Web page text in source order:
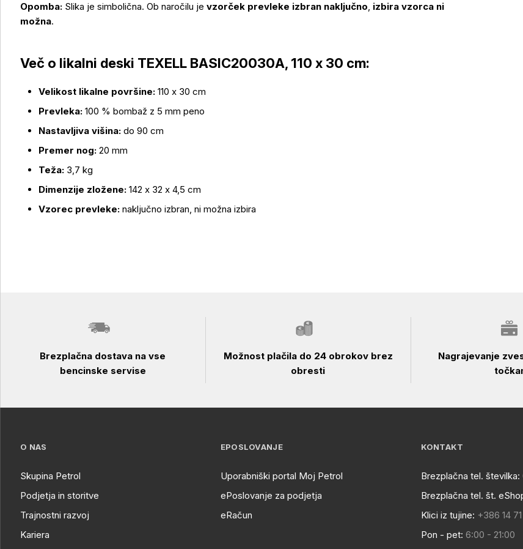
Več o izdelku
Opomba: Slika je simbolična. Ob naročilu je vzorček prevleke izbran naključno, izbira vzorca ni
možna.
Več o likalni deski TEXELL BASIC20030A, 110 x 30 cm:
Velikost likalne površine: 110 x 30 cm
Prevleka: 100 % bombaž z 5 mm peno
Nastavljiva višina: do 90 cm
Premer nog: 20 mm
Teža: 3,7 kg
Dimenzije zložene: 142 x 32 x 4,5 cm
Vzorec prevleke: naključno izbran, ni možna izbira
Brezplačna dostava na vse
bencinske servise
Možnost plačila do 24 obrokov brez
obresti
Nagrajevanje
O NAS
Skupina Petrol
Podjetja in storitve
Trajnostni razvoj
Kariera
EPOSLOVANJE
Uporabniški portal Moj Petrol
ePoslovanje za podjetja
eRačun
KONTAKT
Brezplačna tel. številka:
Brezplačna tel. št.
Klici iz tujine: +386 14
Pon - pet: 6:00 - 21:00